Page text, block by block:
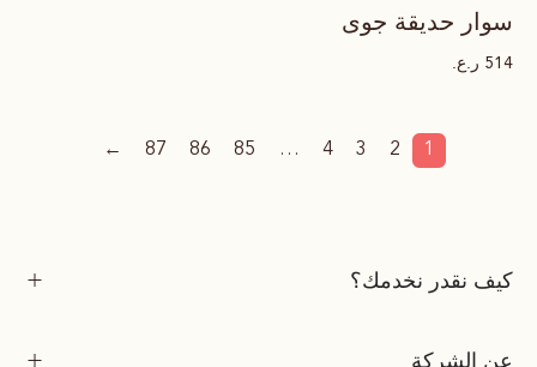
سوار حديقة جوى
514 ر.ع.
1
2
3
4
…
85
86
87
←
كيف نقدر نخدمك؟
عن الشركة